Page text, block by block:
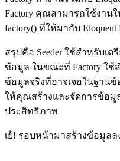
Factory คุณสามารถใช้งาน
factory() ที่ให้มากับ
สรุปคือ Seeder ใช้สำหรับเ
ข้อมูล ในขณะที่ Factory ใ
ข้อมูลจริงที่อาจเจอในฐาน
ให้คุณสร้างและจัดการข้อ
ประสิทธิภาพ
เย้! รอบหน้ามาสร้างข้อมูลล